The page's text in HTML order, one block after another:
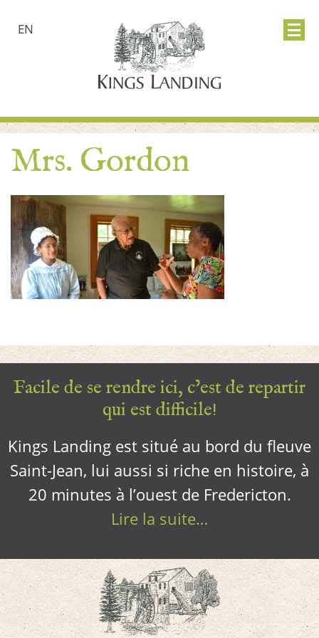
EN
Mrs. Gordon
Facile de se rendre ici, c’est de repartir
qui est difficile!
Kings Landing est situé au bord du fleuve
Saint-Jean, lui aussi si riche en histoire, à
20 minutes à l’ouest de Fredericton.
Lire la suite…